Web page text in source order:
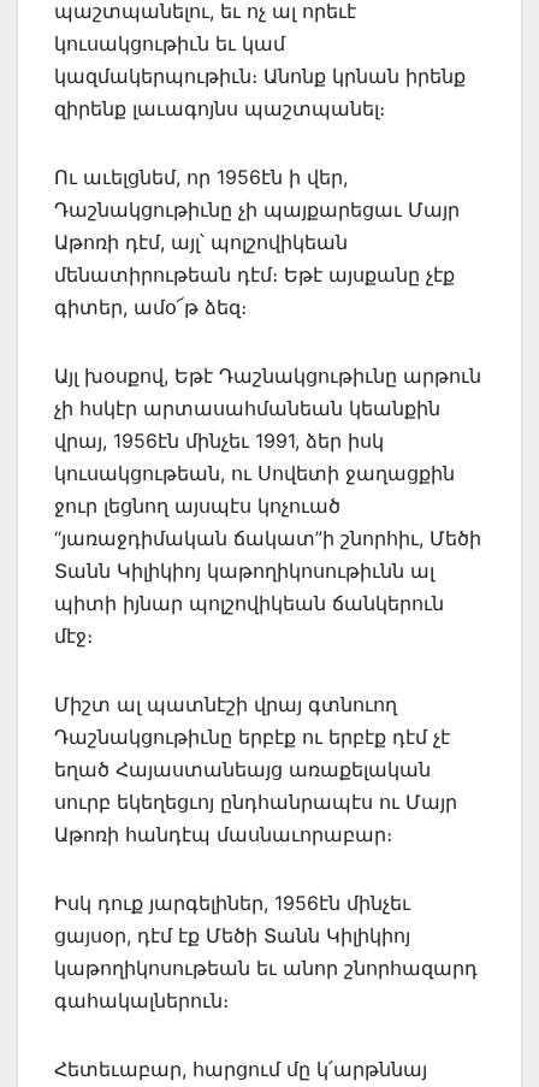
պաշտպանելու, եւ ոչ ալ որեւէ
կուսակցութիւն եւ կամ
կազմակերպութիւն։ Անոնք կրնան իրենք
զիրենք լաւագոյնս պաշտպանել։
Ու աւելցնեմ, որ 1956էն ի վեր,
Դաշնակցութիւնը չի պայքարեցաւ Մայր
Աթոռի դէմ, այլ՝ պոլշովիկեան
մենատիրութեան դէմ։ Եթէ այսքանը չէք
գիտեր, ամօ՜թ ձեզ։
Այլ խօսքով, Եթէ Դաշնակցութիւնը արթուն
չի հսկէր արտասահմանեան կեանքին
վրայ, 1956էն մինչեւ 1991, ձեր իսկ
կուսակցութեան, ու Սովետի ջաղացքին
ջուր լեցնող այսպէս կոչուած
“յառաջդիմական ճակատ”ի շնորհիւ, Մեծի
Տանն Կիլիկիոյ կաթողիկոսութիւնն ալ
պիտի իյնար պոլշովիկեան ճանկերուն
մէջ։
Միշտ ալ պատնէշի վրայ գտնուող
Դաշնակցութիւնը երբէք ու երբէք դէմ չէ
եղած Հայաստանեայց առաքելական
սուրբ եկեղեցւոյ ընդհանրապէս ու Մայր
Աթոռի հանդէպ մասնաւորաբար։
Իսկ դուք յարգելիներ, 1956էն մինչեւ
ցայսօր, դէմ էք Մեծի Տանն Կիլիկիոյ
կաթողիկոսութեան եւ անոր շնորհազարդ
գահակալներուն։
Հետեւաբար, հարցում մը կ՛արթննայ